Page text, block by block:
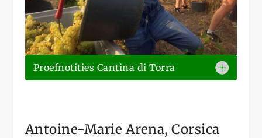
Proefnotities Cantina di Torra
Antoine-Marie Arena, Corsica